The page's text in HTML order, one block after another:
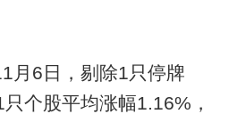
月6日，剔除1只停牌
个股平均涨幅1.16%，